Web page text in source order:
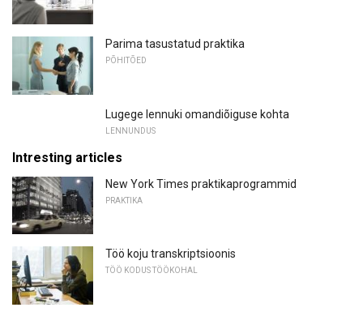
Parima tasustatud praktika
PÕHITÕED
Lugege lennuki omandiõiguse kohta
LENNUNDUS
Intresting articles
New York Times praktikaprogrammid
PRAKTIKA
Töö koju transkriptsioonis
TÖÖ KODUS TÖÖKOHAL